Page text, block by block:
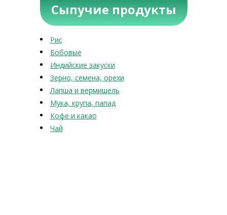
Сыпучие продукты
Рис
Бобовые
Индийские закуски
Зерно, семена, орехи
Лапша и вермишель
Мука, крупа, папад
Кофе и какао
Чай